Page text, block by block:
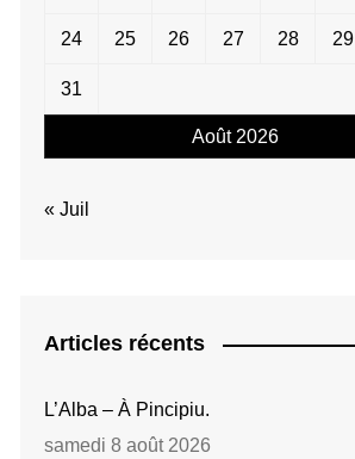
Août 2026
24 25 26 27 28 29
31
« Juil
Articles récents
L’Alba – À Pincipiu.
samedi 8 août 2026